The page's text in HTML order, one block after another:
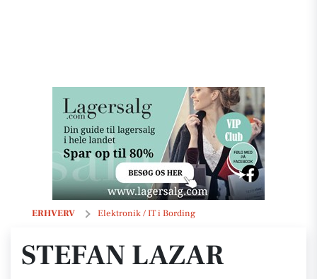
ERHVERV Elektronik / IT i Bording
Stefan Lazar
STEFAN LAZAR